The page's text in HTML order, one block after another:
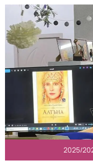
2025/